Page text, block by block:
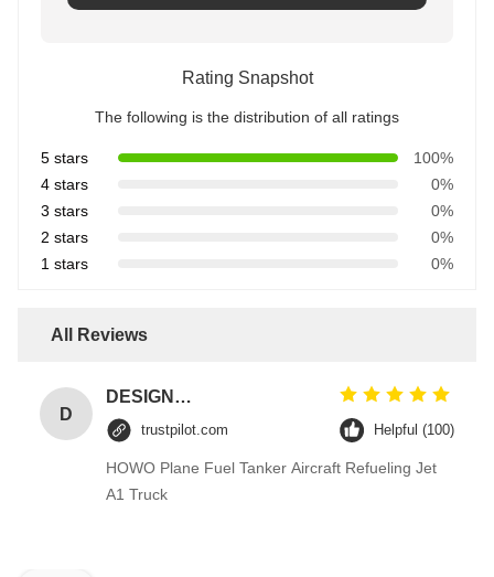
Rating Snapshot
The following is the distribution of all ratings
5 stars
100%
4 stars
0%
3 stars
0%
2 stars
0%
1 stars
0%
All Reviews
D
DESIGNER CODE
trustpilot.com Helpful (100)
HOWO Plane Fuel Tanker Aircraft Refueling Jet
A1 Truck